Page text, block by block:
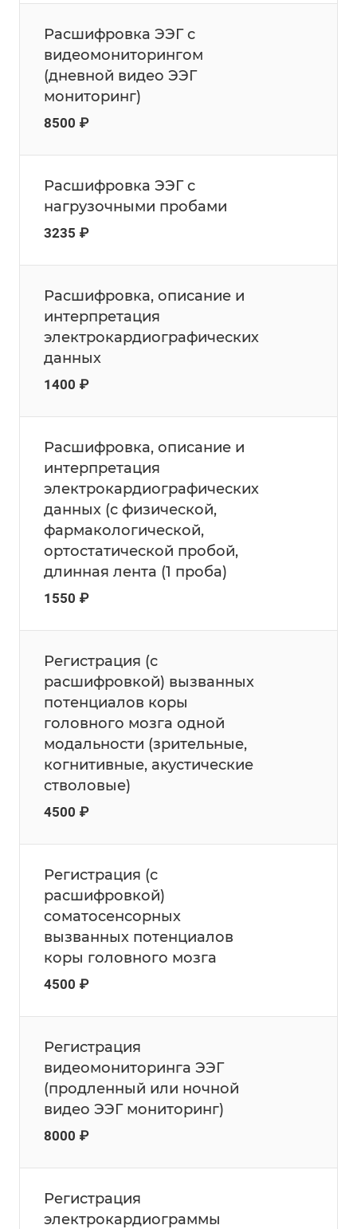
Расшифровка ЭЭГ с
видеомониторингом
(дневной видео ЭЭГ
мониторинг)
8500 ₽
Расшифровка ЭЭГ с
нагрузочными пробами
3235 ₽
Расшифровка, описание и
интерпретация
электрокардиографических
данных
1400 ₽
Расшифровка, описание и
интерпретация
электрокардиографических
данных (с физической,
фармакологической,
ортостатической пробой,
длинная лента (1 проба)
1550 ₽
Регистрация (с
расшифровкой) вызванных
потенциалов коры
головного мозга одной
модальности (зрительные,
когнитивные, акустические
стволовые)
4500 ₽
Регистрация (с
расшифровкой)
соматосенсорных
вызванных потенциалов
коры головного мозга
4500 ₽
Регистрация
видеомониторинга ЭЭГ
(продленный или ночной
видео ЭЭГ мониторинг)
8000 ₽
Регистрация
электрокардиограммы